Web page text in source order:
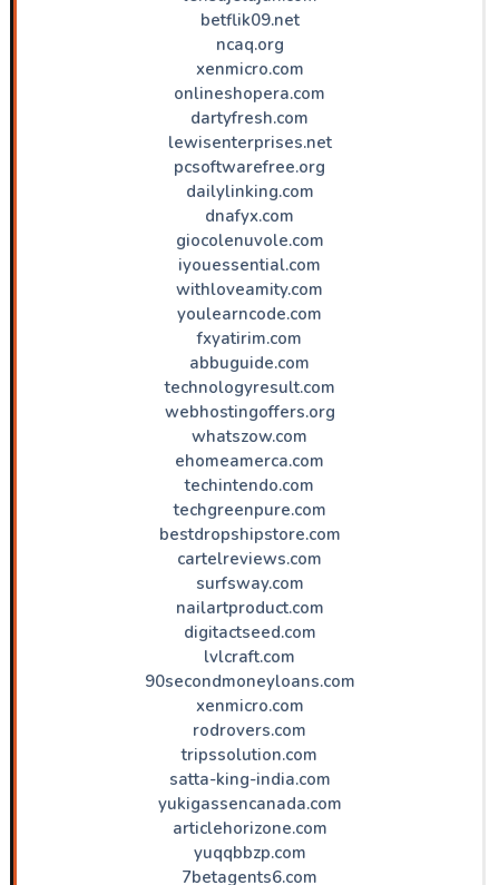
betflik09.net
ncaq.org
xenmicro.com
onlineshopera.com
dartyfresh.com
lewisenterprises.net
pcsoftwarefree.org
dailylinking.com
dnafyx.com
giocolenuvole.com
iyouessential.com
withloveamity.com
youlearncode.com
fxyatirim.com
abbuguide.com
technologyresult.com
webhostingoffers.org
whatszow.com
ehomeamerca.com
techintendo.com
techgreenpure.com
bestdropshipstore.com
cartelreviews.com
surfsway.com
nailartproduct.com
digitactseed.com
lvlcraft.com
90secondmoneyloans.com
xenmicro.com
rodrovers.com
tripssolution.com
satta-king-india.com
yukigassencanada.com
articlehorizone.com
yuqqbbzp.com
7betagents6.com